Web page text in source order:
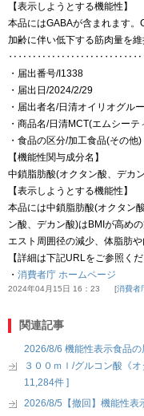
【表示しようとする機能性】
本品にはGABAが含まれます
加齢に伴い低下する筋肉量を
・届出番号/I1338
・届出日/2024/2/29
・届出者名/日清オイリオグル
・商品名/日清MCT(エムシー
・食品の区分/加工食品(その他)
【機能性関与成分名】
中鎖脂肪酸(オクタン酸、デカ
【表示しようとする機能性】
本品には中鎖脂肪酸(オクタン
ン酸、デカン酸)はBMIが高め
エスト周囲径の減少、体脂肪
【詳細は下記URLをご参照くだ
・ 消費者庁 ホームページ
2024年04月15日 16：23 消費者
関連記事
2026/8/6 機能性表示食品
３００ｍｌ/グルコン酸《
11,284件 ]
2026/8/5【撤回】機能性表